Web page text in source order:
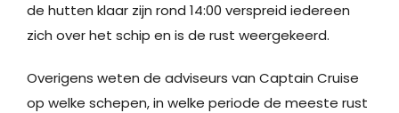
de hutten klaar zijn rond 14:00 verspreid iedereen
zich over het schip en is de rust weergekeerd.
Overigens weten de adviseurs van Captain Cruise
op welke schepen, in welke periode de meeste rust